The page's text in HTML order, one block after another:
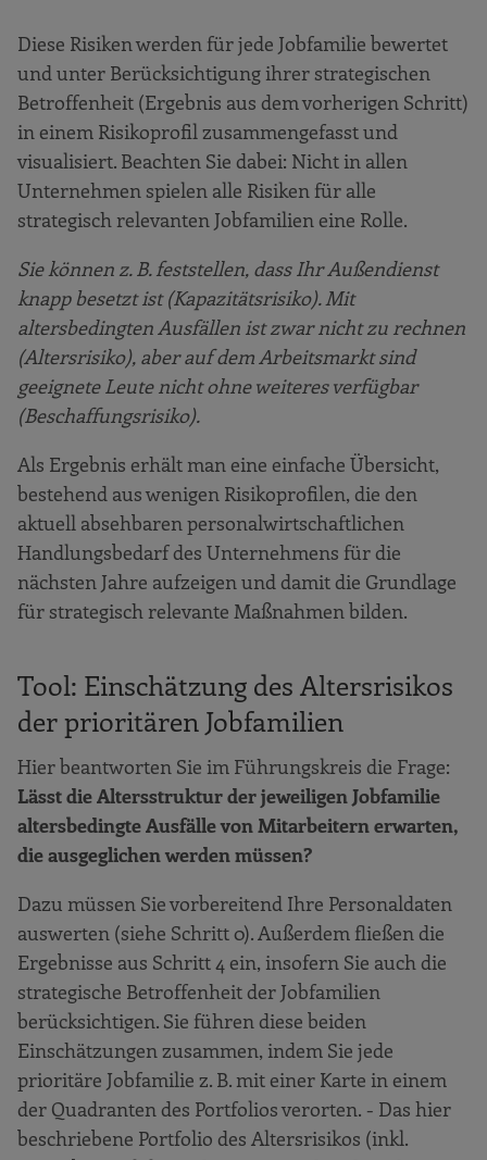
Diese Risiken werden für jede Jobfamilie bewertet
und unter Berücksichtigung ihrer strategischen
Betroffenheit (Ergebnis aus dem vorherigen Schritt)
in einem Risikoprofil zusammengefasst und
visualisiert. Beachten Sie dabei: Nicht in allen
Unternehmen spielen alle Risiken für alle
strategisch relevanten Jobfamilien eine Rolle.
Sie können z. B. feststellen, dass Ihr Außendienst
knapp besetzt ist (Kapazitätsrisiko). Mit
altersbedingten Ausfällen ist zwar nicht zu rechnen
(Altersrisiko), aber auf dem Arbeitsmarkt sind
geeignete Leute nicht ohne weiteres verfügbar
(Beschaffungsrisiko).
Als Ergebnis erhält man eine einfache Übersicht,
bestehend aus wenigen Risikoprofilen, die den
aktuell absehbaren personalwirtschaftlichen
Handlungsbedarf des Unternehmens für die
nächsten Jahre aufzeigen und damit die Grundlage
für strategisch relevante Maßnahmen bilden.
Tool: Einschätzung des Altersrisikos
der prioritären Jobfamilien
Hier beantworten Sie im Führungskreis die Frage:
Lässt die Altersstruktur der jeweiligen Jobfamilie
altersbedingte Ausfälle von Mitarbeitern erwarten,
die ausgeglichen werden müssen?
Dazu müssen Sie vorbereitend Ihre Personaldaten
auswerten (siehe Schritt 0). Außerdem fließen die
Ergebnisse aus Schritt 4 ein, insofern Sie auch die
strategische Betroffenheit der Jobfamilien
berücksichtigen. Sie führen diese beiden
Einschätzungen zusammen, indem Sie jede
prioritäre Jobfamilie z. B. mit einer Karte in einem
der Quadranten des Portfolios verorten. - Das hier
beschriebene Portfolio des Altersrisikos (inkl.